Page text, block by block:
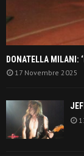
DONATELLA
17 Novembre 2025